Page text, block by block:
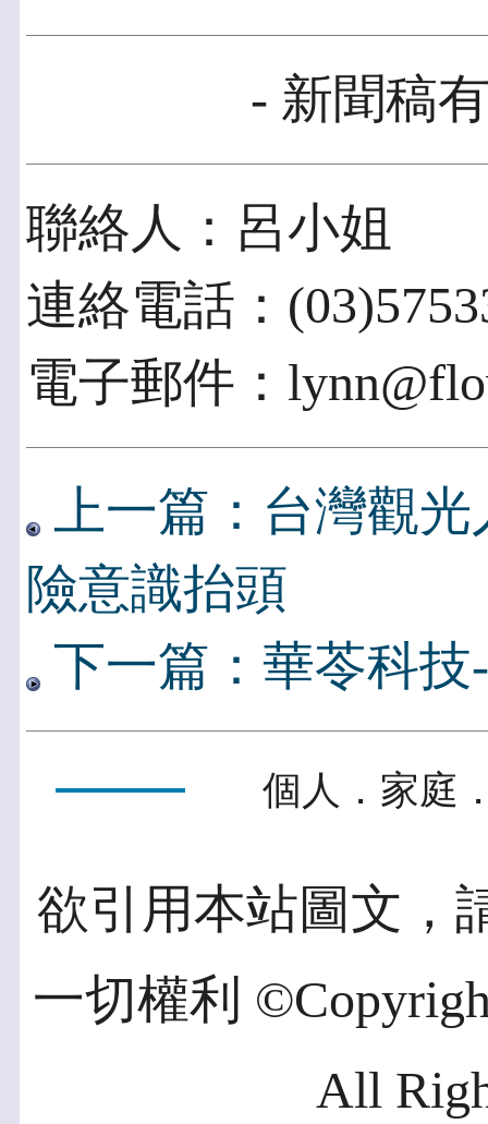
- 新聞稿
聯絡人：呂小姐
連絡電話：
電子郵件：
上一篇：台灣觀
險意識抬頭
下一篇：華苓科技-
個人．家庭
欲引用本站圖文，
一切權利
All